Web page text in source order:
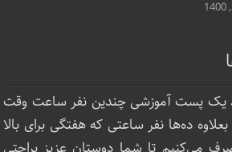
یک پست آموزشی چندین نفر ساعت‌ وقت
ده‌ها نفر ساعتی که هفتگی برای بالا